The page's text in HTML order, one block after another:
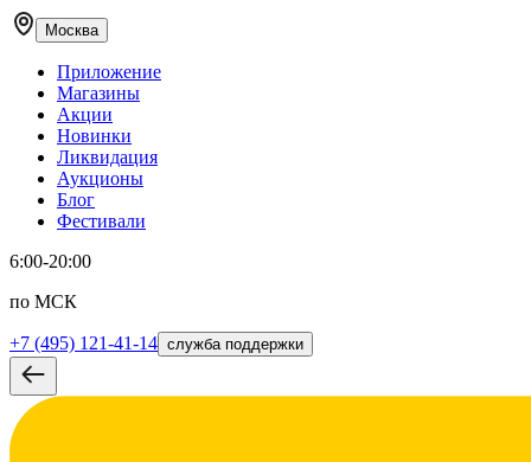
Москва
Приложение
Магазины
Акции
Новинки
Ликвидация
Аукционы
Блог
Фестивали
6:00-20:00
по МСК
+7 (495) 121-41-14 служба поддержки